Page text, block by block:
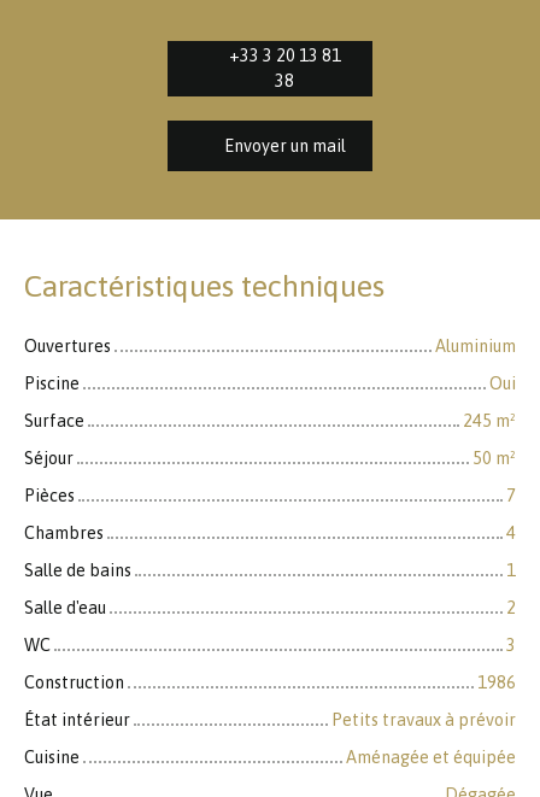
+33 3 20 13 81
38
Envoyer un mail
Caractéristiques techniques
Ouvertures
Aluminium
Piscine
Oui
Surface
245 m²
Séjour
50 m²
Pièces
7
Chambres
4
Salle de bains
1
Salle d'eau
2
WC
3
Construction
1986
État intérieur
Petits travaux à prévoir
Cuisine
Aménagée et équipée